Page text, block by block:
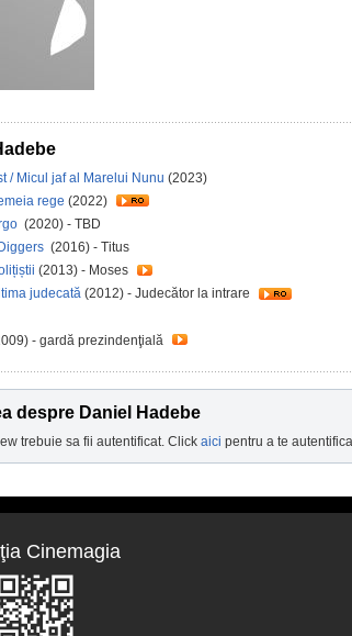
/ Micul jaf al Marelui Nunu (2023)
rege (2022)
(2020) - TBD
(2016) - Titus
(2013) - Moses
judecată (2012) - Judecător la intrare
- gardă prezindenţială
despre Daniel Hadebe
trebuie sa fii autentificat. Click aici pentru a te autentifica.
Cinemagia